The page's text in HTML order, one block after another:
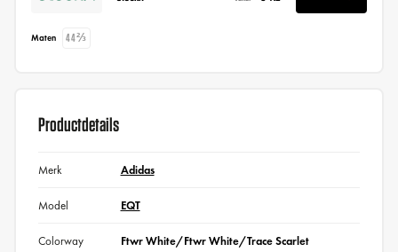
Maten 44⅔
Productdetails
Merk Adidas
Model EQT
Colorway Ftwr White/Ftwr White/Trace Scarlet